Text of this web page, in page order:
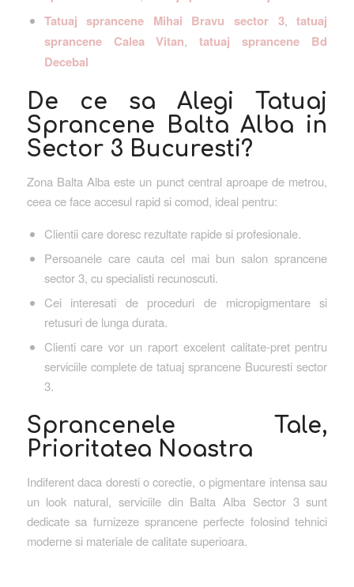
Tatuaj sprancene Mihai Bravu sector 3,tatuaj
sprancene Calea Vitan,tatuaj sprancene Bd
Decebal
De ce sa Alegi Tatuaj
Sprancene Balta Alba in
Sector 3 Bucuresti?
Zona Balta Alba este un punct central aproape de metrou,
ceea ce face accesul rapid si comod, ideal pentru:
Clientii care doresc rezultate rapide si profesionale.
Persoanele care cauta cel mai bun salon sprancene
sector 3, cu specialisti recunoscuti.
Cei interesati de proceduri de micropigmentare si
retusuri de lunga durata.
Clienti care vor un raport excelent calitate-pret pentru
serviciile complete de tatuaj sprancene Bucuresti sector
3.
Sprancenele Tale,
Prioritatea Noastra
Indiferent daca doresti o corectie, o pigmentare intensa sau
un look natural, serviciile din Balta Alba Sector 3 sunt
dedicate sa furnizeze sprancene perfecte folosind tehnici
moderne si materiale de calitate superioara.